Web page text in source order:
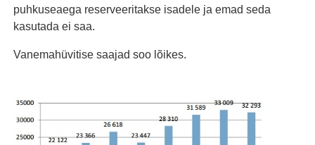
puhkuseaega reserveeritakse isadele ja emad seda
kasutada ei saa.
Vanemahüvitise saajad soo lõikes.